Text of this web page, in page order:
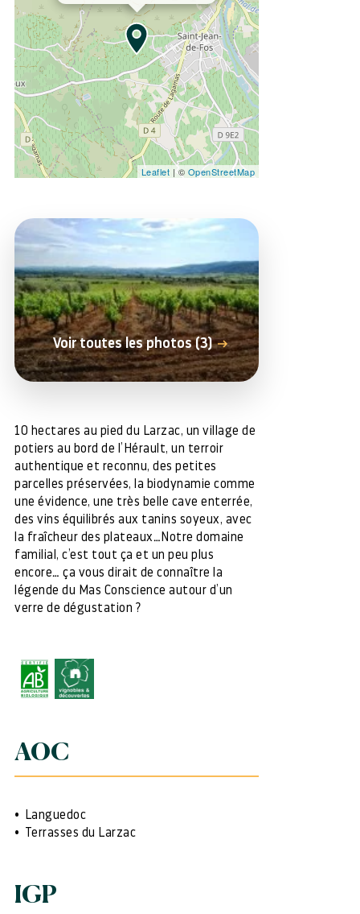
Leaflet | © OpenStreetMap
Voir toutes les photos (3)
10 hectares au pied du Larzac, un village de
potiers au bord de l’Hérault, un terroir
authentique et reconnu, des petites
parcelles préservées, la biodynamie comme
une évidence, une très belle cave enterrée,
des vins équilibrés aux tanins soyeux, avec
la fraîcheur des plateaux…Notre domaine
familial, c’est tout ça et un peu plus
encore… ça vous dirait de connaître la
légende du Mas Conscience autour d’un
verre de dégustation ?
AOC
Languedoc
Terrasses du Larzac
IGP